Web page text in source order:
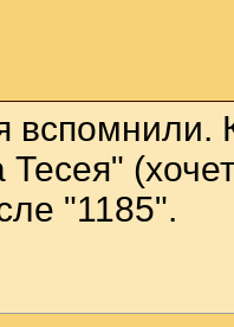
вспомнили.
"1185".